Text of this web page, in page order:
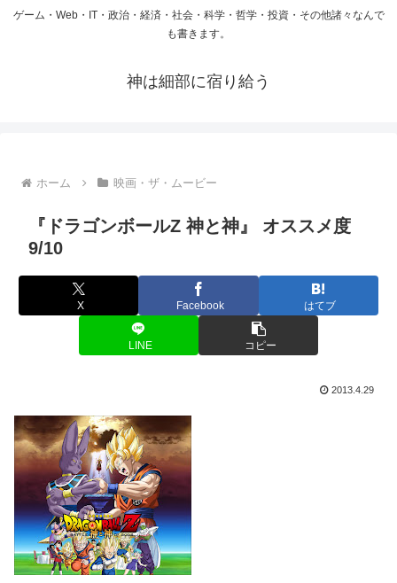
ゲーム・Web・IT・政治・経済・社会・科学・哲学・投資・その他諸々なんで
も書きます。
神は細部に宿り給う
ホーム 映画・ザ・ムービー
『ドラゴンボールZ 神と神』 オススメ度
9/10
X Facebook はてブ
LINE コピー
2013.4.29